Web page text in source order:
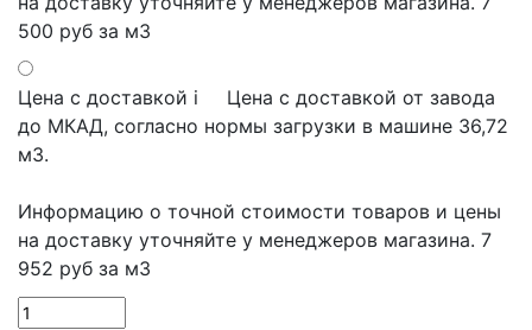
500 руб за м3
Цена с доставкой i
Цена с доставкой от завода
до МКАД, согласно нормы загрузки в машине 36,72
м3.
Информацию о точной стоимости товаров и цены
на доставку уточняйте у менеджеров магазина. 7
952 руб за м3